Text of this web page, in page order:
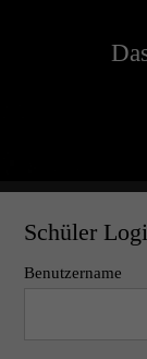
Schüler
Benutzername